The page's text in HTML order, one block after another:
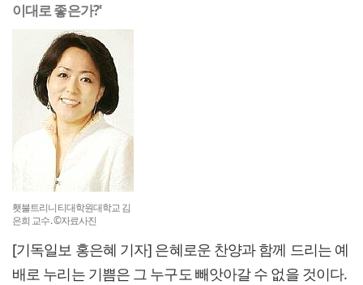
이대로 좋은가?'
횃불트리니티대학원대학교 김
은희 교수. ©자료사진
[기독일보 홍은혜 기자] 은혜로운 찬양과 함께 드리는 예
배로 누리는 기쁨은 그 누구도 빼앗아갈 수 없을 것이다.